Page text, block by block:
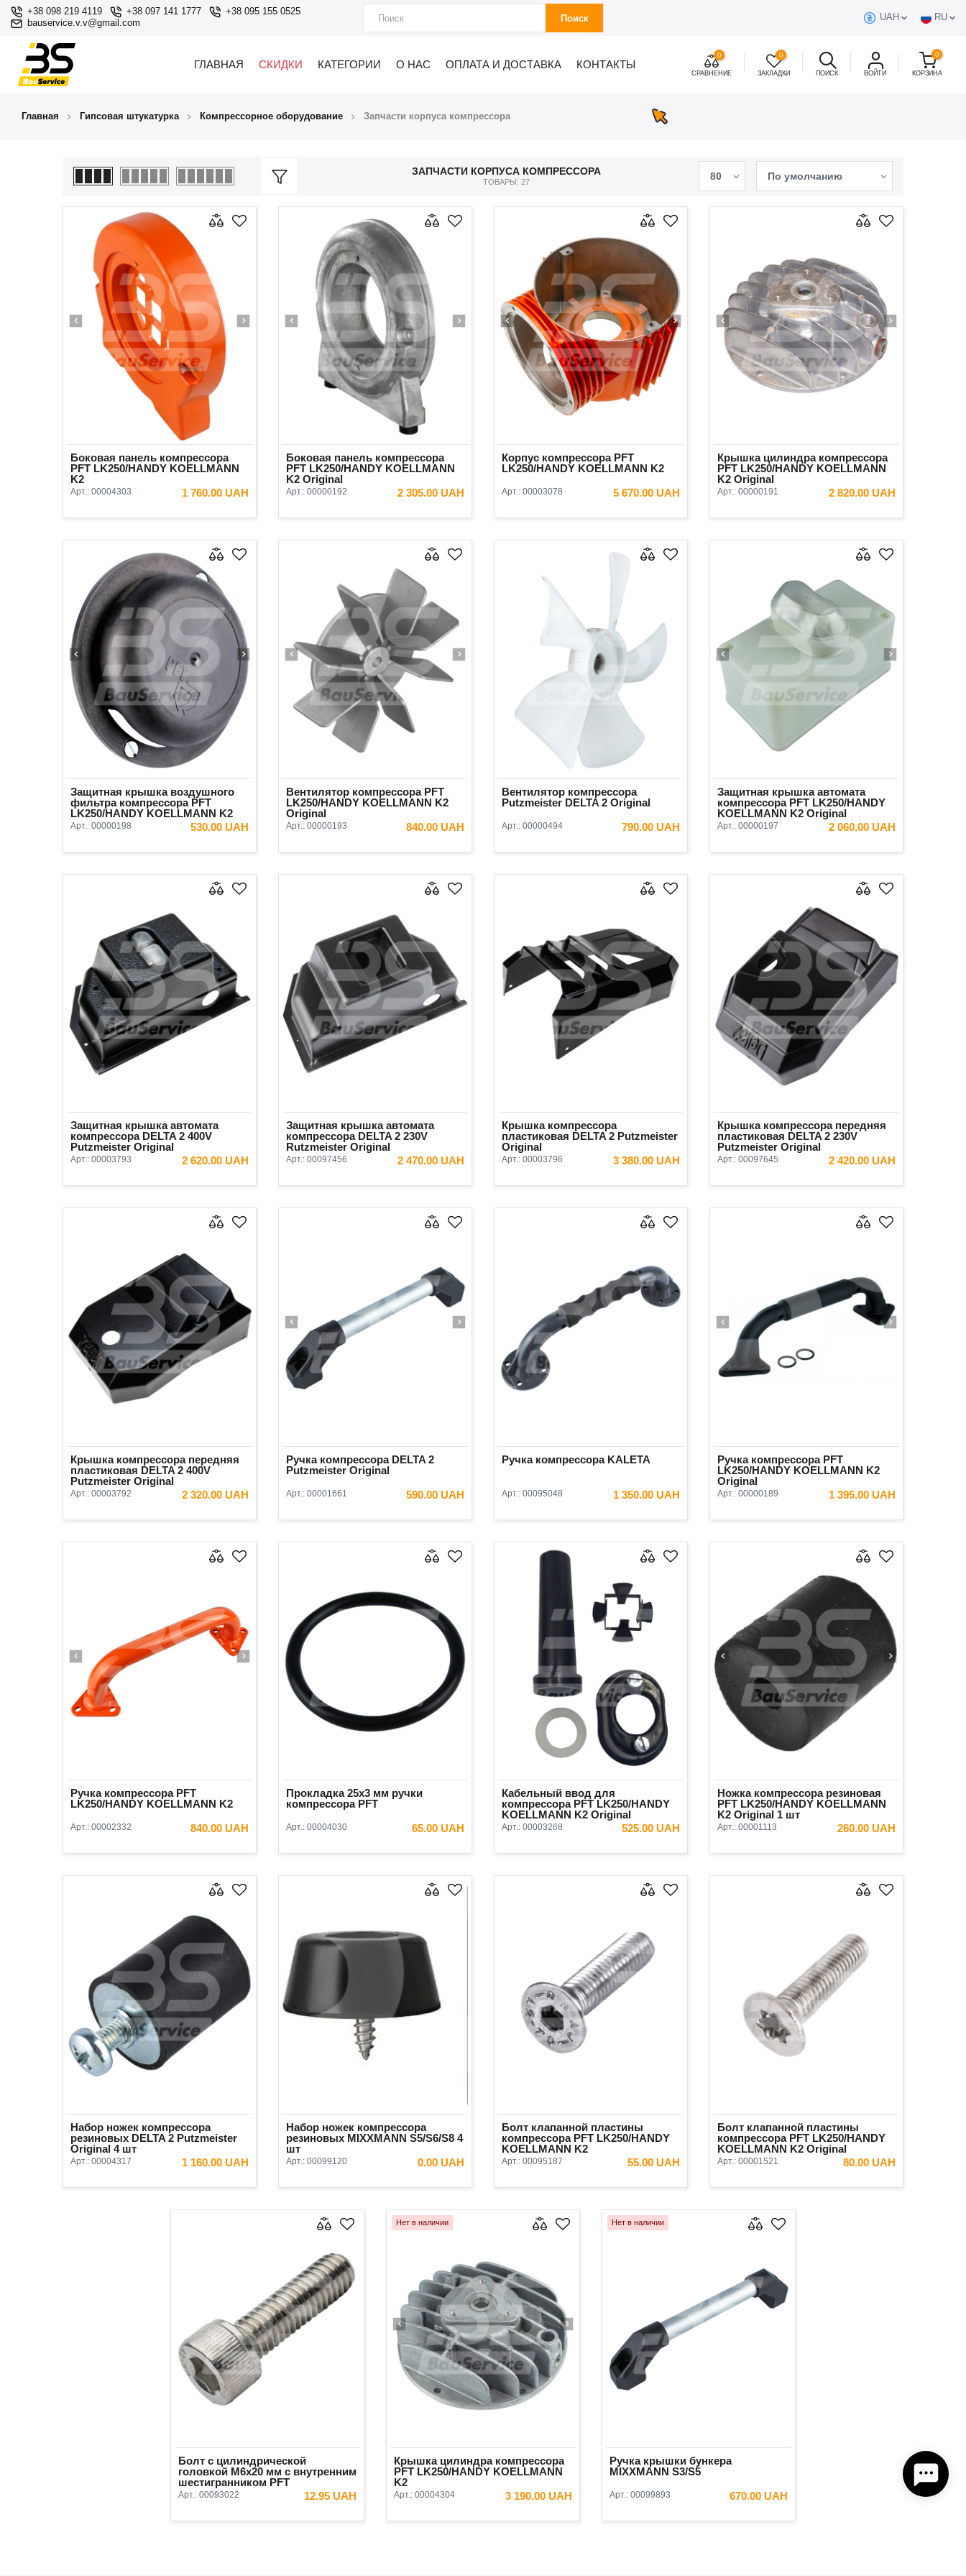
+38 098 219 4119 +38 097 141 1777
+38 095 155 0525
bauservice.v.v@gmail.com
Поиск UAH RU
ГЛАВНАЯ СКИДКИ КАТЕГОРИИ О НАС ОПЛАТА И ДОСТАВКА КОНТАКТЫ
0
СРАВНЕНИЕ
0
ЗАКЛАДКИ ПОИСК ВОЙТИ
0
КОРЗИНА
Главная Гипсовая штукатурка Компрессорное оборудование Запчасти корпуса компрессора
ЗАПЧАСТИ КОРПУСА КОМПРЕССОРА
ТОВАРЫ: 27 80 По умолчанию
Боковая панель компрессора
PFT LK250/HANDY KOELLMANN
K2
Арт.: 00004303 1 760.00 UAH
В КОРЗИНУ
Боковая панель компрессора
PFT LK250/HANDY KOELLMANN
K2 Original
Арт.: 00000192 2 305.00 UAH
В КОРЗИНУ
Корпус компрессора PFT
LK250/HANDY KOELLMANN K2
Арт.: 00003078 5 670.00 UAH
В КОРЗИНУ
Крышка цилиндра компрессора
PFT LK250/HANDY KOELLMANN
K2 Original
Арт.: 00000191 2 820.00 UAH
В КОРЗИНУ
Защитная крышка воздушного
фильтра компрессора PFT
LK250/HANDY KOELLMANN K2
Original
Арт.: 00000198 530.00 UAH
В КОРЗИНУ
Вентилятор компрессора PFT
LK250/HANDY KOELLMANN K2
Original
Арт.: 00000193 840.00 UAH
В КОРЗИНУ
Вентилятор компрессора
Putzmeister DELTA 2 Original
Арт.: 00000494 790.00 UAH
В КОРЗИНУ
Защитная крышка автомата
компрессора PFT LK250/HANDY
KOELLMANN K2 Original
Арт.: 00000197 2 060.00 UAH
В КОРЗИНУ
Защитная крышка автомата
компрессора DELTA 2 400V
Рutzmeister Original
Арт.: 00003793 2 620.00 UAH
В КОРЗИНУ
Защитная крышка автомата
компрессора DELTA 2 230V
Rutzmeister Original
Арт.: 00097456 2 470.00 UAH
В КОРЗИНУ
Крышка компрессора
пластиковая DELTA 2 Putzmeister
Original
Арт.: 00003796 3 380.00 UAH
В КОРЗИНУ
Крышка компрессора передняя
пластиковая DELTA 2 230V
Putzmeister Original
Арт.: 00097645 2 420.00 UAH
В КОРЗИНУ
Крышка компрессора передняя
пластиковая DELTA 2 400V
Putzmeister Original
Арт.: 00003792 2 320.00 UAH
В КОРЗИНУ
Ручка компрессора DELTA 2
Putzmeister Original
Арт.: 00001661 590.00 UAH
В КОРЗИНУ
Ручка компрессора KALETA
Арт.: 00095048 1 350.00 UAH
В КОРЗИНУ
Ручка компрессора PFT
LK250/HANDY KOELLMANN K2
Original
Арт.: 00000189 1 395.00 UAH
В КОРЗИНУ
Ручка компрессора PFT
LK250/HANDY KOELLMANN K2
Арт.: 00002332 840.00 UAH
В КОРЗИНУ
Прокладка 25x3 мм ручки
компрессора PFT
Арт.: 00004030 65.00 UAH
В КОРЗИНУ
Кабельный ввод для
компрессора PFT LK250/HANDY
KOELLMANN K2 Original
Арт.: 00003268 525.00 UAH
В КОРЗИНУ
Ножка компрессора резиновая
PFT LK250/HANDY KOELLMANN
K2 Original 1 шт
Арт.: 00001113 260.00 UAH
В КОРЗИНУ
Набор ножек компрессора
резиновых DELTA 2 Putzmeister
Original 4 шт
Арт.: 00004317 1 160.00 UAH
В КОРЗИНУ
Набор ножек компрессора
резиновых MIXXMANN S5/S6/S8 4
шт
Арт.: 00099120 0.00 UAH
В КОРЗИНУ
Болт клапанной пластины
компрессора PFT LK250/HANDY
KOELLMANN K2
Арт.: 00095187 55.00 UAH
В КОРЗИНУ
Болт клапанной пластины
компрессора PFT LK250/HANDY
KOELLMANN K2 Original
Арт.: 00001521 80.00 UAH
В КОРЗИНУ
Болт с цилиндрической
головкой М6х20 мм с внутренним
шестигранником PFT
Арт.: 00093022 12.95 UAH
В КОРЗИНУ
Нет в наличии
Крышка цилиндра компрессора
PFT LK250/HANDY KOELLMANN
K2
Арт.: 00004304 3 190.00 UAH
Нет в наличии
Ручка крышки бункера
MIXXMANN S3/S5
Арт.: 00099893 670.00 UAH